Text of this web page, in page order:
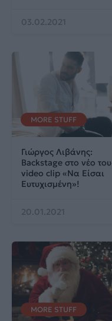
03.02.2021
MORE STUFF
Γιώργος Λιβάνης:
Backstage στο νέο του
video clip «Να Είσαι
Ευτυχισμένη»!
20.01.2021
MORE STUFF